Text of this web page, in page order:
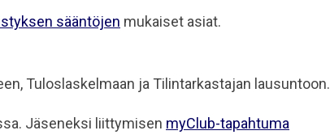
sääntöjen mukaiset asiat.
Tuloslaskelmaan ja Tilintarkastajan lausuntoon.
Jäseneksi liittymisen myClub-tapahtuma